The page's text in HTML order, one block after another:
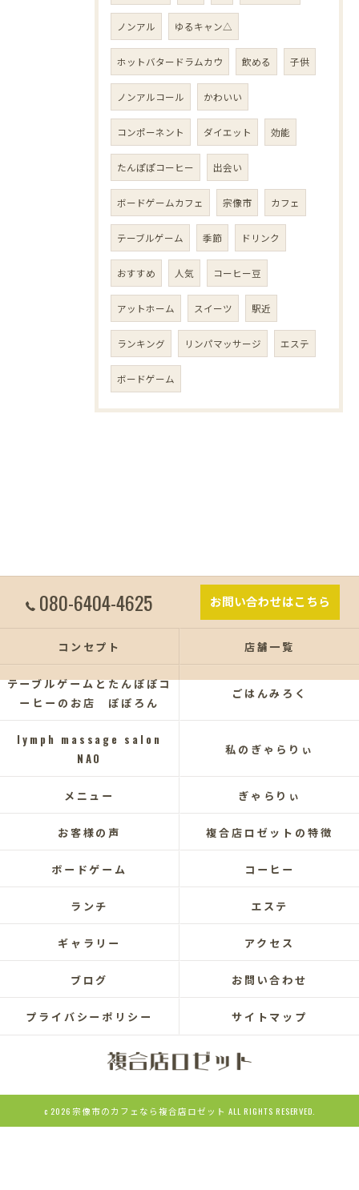
ノンアル ゆるキャン△
ホットバタードラムカウ 飲める 子供
ノンアルコール かわいい
コンポーネント ダイエット 効能
たんぽぽコーヒー 出会い
ボードゲームカフェ 宗像市 カフェ
テーブルゲーム 季節 ドリンク
おすすめ 人気 コーヒー豆
アットホーム スイーツ 駅近
ランキング リンパマッサージ エステ
ボードゲーム
080-6404-4625 お問い合わせはこちら
コンセプト 店舗一覧
テーブルゲームとたんぽぽコ
ーヒーのお店 ぽぽろん
ごはんみろく
lymph massage salon
NAO
私のぎゃらりぃ
メニュー ぎゃらりぃ
お客様の声 複合店ロゼットの特徴
ボードゲーム コーヒー
ランチ エステ
ギャラリー アクセス
ブログ お問い合わせ
プライバシーポリシー サイトマップ
c 2026 宗像市のカフェなら複合店ロゼット ALL RIGHTS RESERVED.